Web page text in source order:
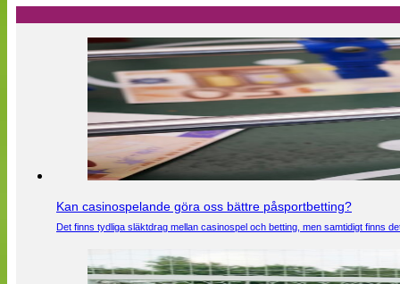
Kan casinospelande göra oss bättre påsportbetting?
Det finns tydliga släktdrag mellan casinospel och betting, men samtidigt finns